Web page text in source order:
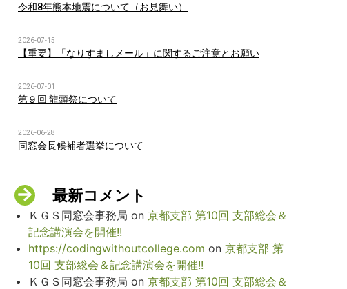
令和8年熊本地震について（お見舞い）
2026-07-15
【重要】「なりすましメール」に関するご注意とお願い
2026-07-01
第９回 龍頭祭について
2026-06-28
同窓会長候補者選挙について
最新コメント
ＫＧＳ同窓会事務局 on 京都支部 第10回 支部総会＆
記念講演会を開催!!
https://codingwithoutcollege.com on 京都支部 第
10回 支部総会＆記念講演会を開催!!
ＫＧＳ同窓会事務局 on 京都支部 第10回 支部総会＆